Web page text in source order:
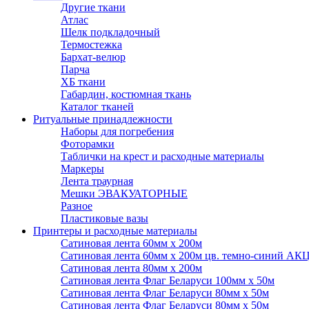
Другие ткани
Атлас
Шелк подкладочный
Термостежка
Бархат-велюр
Парча
ХБ ткани
Габардин, костюмная ткань
Каталог тканей
Ритуальные принадлежности
Наборы для погребения
Фоторамки
Таблички на крест и расходные материалы
Маркеры
Лента траурная
Мешки ЭВАКУАТОРНЫЕ
Разное
Пластиковые вазы
Принтеры и расходные материалы
Сатиновая лента 60мм х 200м
Сатиновая лента 60мм х 200м цв. темно-синий
Сатиновая лента 80мм х 200м
Сатиновая лента Флаг Беларуси 100мм х 50м
Сатиновая лента Флаг Беларуси 80мм х 50м
Сатиновая лента Флаг Беларуси 80мм х 50м